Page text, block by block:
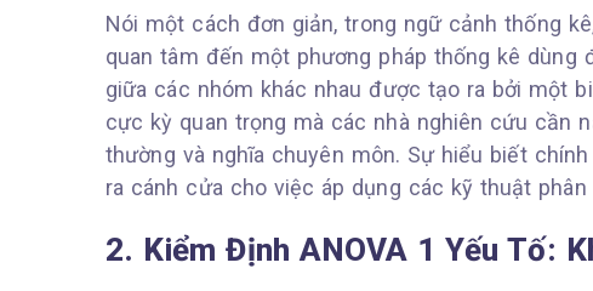
Nói một cách đơn giản, trong ngữ cảnh thống
quan tâm đến một phương pháp thống kê
giữa các nhóm khác nhau được tạo ra bởi một
cực kỳ quan trọng mà các nhà nghiên cứu cần
thường và nghĩa chuyên môn. Sự hiểu biết chính
ra cánh cửa cho việc áp dụng các kỹ thuật
2. Kiểm Định ANOVA 1 Yếu Tố: